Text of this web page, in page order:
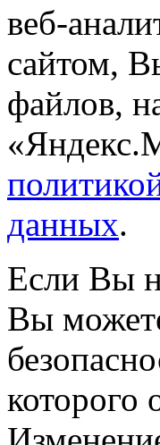
веб-
сайтом,
файлов,
данных.
Если Вы
Вы
которого